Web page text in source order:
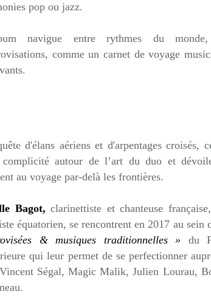
pop ou jazz.
navigue entre rythmes du
comme un carnet de voyage
d'élans aériens et d'arpentages croisés,
autour de l’art du duo et
au voyage par-delà les frontières.
Bagot, clarinettiste et chanteuse
équatorien, se rencontrent en 2017 au sein
& musiques traditionnelles » du
qui leur permet de se perfectionner
Ségal, Magic Malik, Julien Lourau,